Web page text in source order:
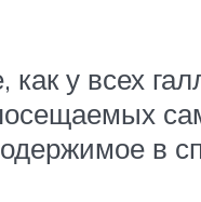
у всех
в